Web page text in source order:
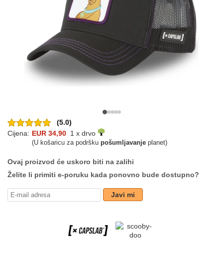
(5.0)
Cijena: EUR 34,90 1 x drvo
(U košaricu za podršku pošumljavanje planet)
Ovaj proizvod će uskoro biti na zalihi
Želite li primiti e-poruku kada ponovno bude dostupno?
Javi mi